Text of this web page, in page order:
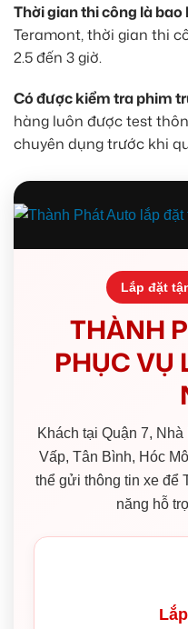
Thời gian thi công là bao
Teramont, thời gian thi
2.5 đến 3 giờ.
Có được kiểm tra phim
hàng luôn được test
chuyên dụng trước khi
Lắp đặt
THÀNH
PHỤC VỤ
Khách tại Quận 7,
Vấp, Tân Bình, Hóc
thể gửi thông tin xe để
năng hỗ